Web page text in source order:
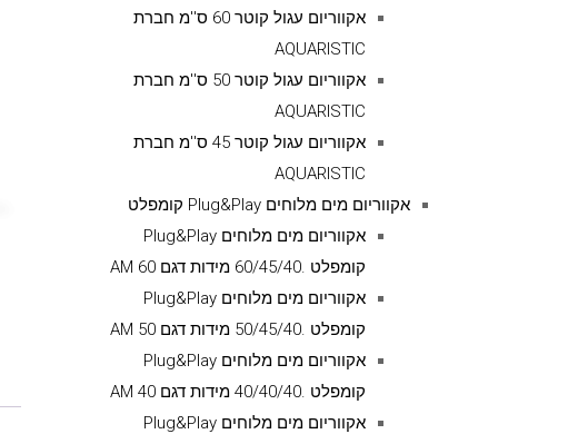
אקווריום עגול קוטר 60 ס''מ חברת
AQUARISTIC
אקווריום עגול קוטר 50 ס''מ חברת
AQUARISTIC
אקווריום עגול קוטר 45 ס''מ חברת
AQUARISTIC
אקווריום מים מלוחים Plug&Play קומפלט
אקווריום מים מלוחים Plug&Play
קומפלט .60/45/40 מידות דגם AM 60
אקווריום מים מלוחים Plug&Play
קומפלט .50/45/40 מידות דגם AM 50
אקווריום מים מלוחים Plug&Play
קומפלט .40/40/40 מידות דגם AM 40
אקווריום מים מלוחים Plug&Play